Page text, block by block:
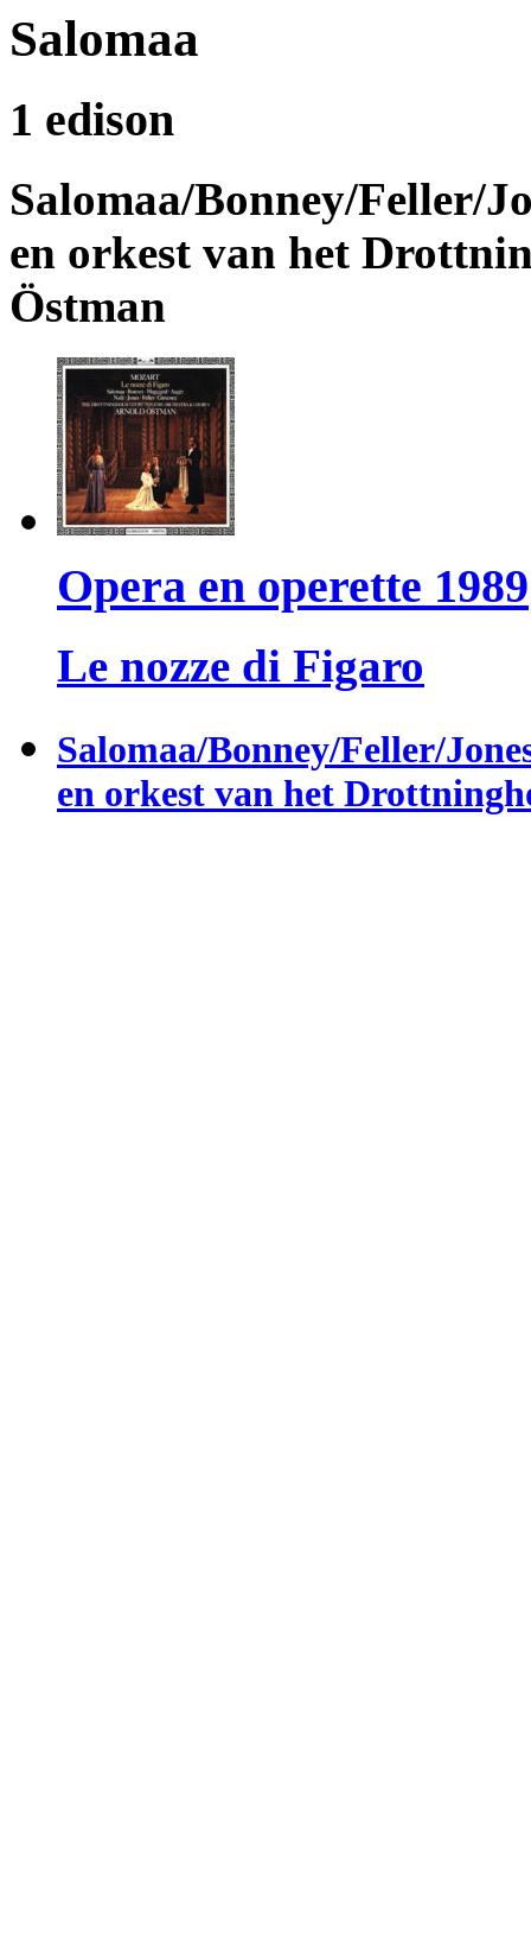
Salomaa
1 edison
Salomaa/Bonney/Feller/
en orkest van het
Östman
Opera en operette 1989
Le nozze di Figaro
Salomaa/Bonney/Feller/
en orkest van het